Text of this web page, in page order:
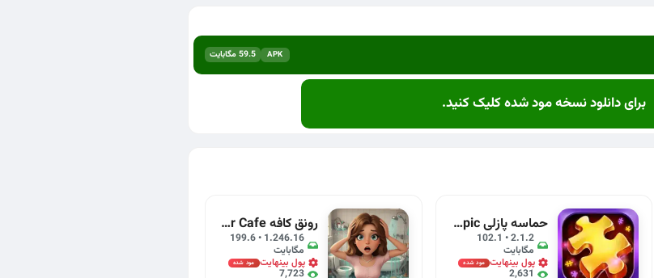
APK
59.5 مگابایت
برای دانلود نسخه مود شده کلیک کنید.
حماسه پازلی Jigsaw Puzzle Epic
2.1.2 • 102.1
مگابایت
پول بینهایت مود شده
2,631
رونق کافه Manor Cafe
1.246.16 • 199.6
مگابایت
پول بینهایت مود شده
7,723